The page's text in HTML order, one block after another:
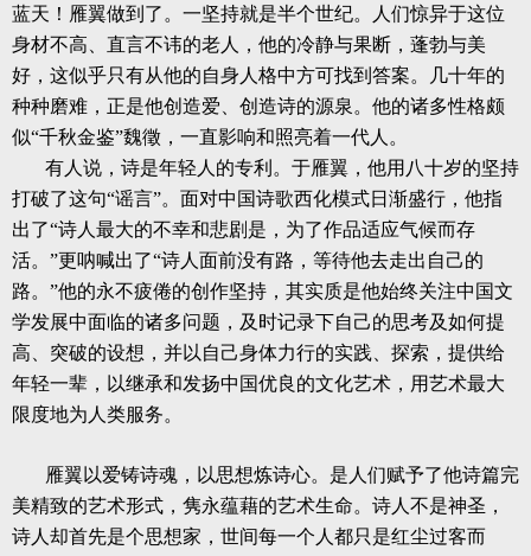
蓝天！雁翼做到了。一坚持就是半个世纪。人们惊异于这位
身材不高、直言不讳的老人，他的冷静与果断，蓬勃与美
好，这似乎只有从他的自身人格中方可找到答案。几十年的
种种磨难，正是他创造爱、创造诗的源泉。他的诸多性格颇
似“千秋金鉴”魏徵，一直影响和照亮着一代人。
有人说，诗是年轻人的专利。于雁翼，他用八十岁的坚持
打破了这句“谣言”。面对中国诗歌西化模式日渐盛行，他指
出了“诗人最大的不幸和悲剧是，为了作品适应气候而存
活。”更呐喊出了“诗人面前没有路，等待他去走出自己的
路。”他的永不疲倦的创作坚持，其实质是他始终关注中国文
学发展中面临的诸多问题，及时记录下自己的思考及如何提
高、突破的设想，并以自己身体力行的实践、探索，提供给
年轻一辈，以继承和发扬中国优良的文化艺术，用艺术最大
限度地为人类服务。
雁翼以爱铸诗魂，以思想炼诗心。是人们赋予了他诗篇完
美精致的艺术形式，隽永蕴藉的艺术生命。诗人不是神圣，
诗人却首先是个思想家，世间每一个人都只是红尘过客而